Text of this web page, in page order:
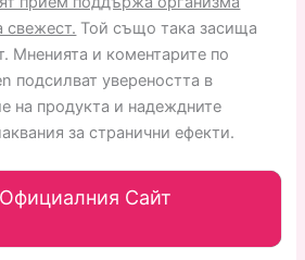
свежест. Той също така засища
Мненията и коментарите по
подсилват увереността в
на продукта и надеждните
за странични ефекти.
Сайт